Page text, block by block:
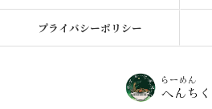
プライバシーポリシー